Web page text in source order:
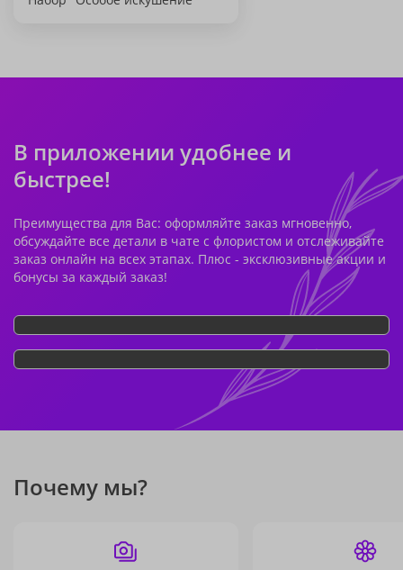
В приложении удобнее и
быстрее!
Преимущества для Вас: оформляйте заказ мгновенно,
обсуждайте все детали в чате с флористом и отслеживайте
заказ онлайн на всех этапах. Плюс - эксклюзивные акции и
бонусы за каждый заказ!
Почему мы?